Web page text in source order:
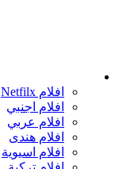
افلام Netfilx
افلام اجنبي
افلام عربي
افلام هندى
افلام اسيوية